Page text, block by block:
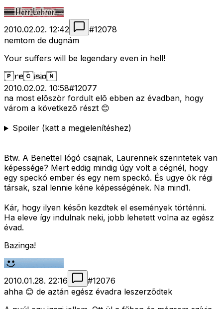
2010.02.02. 12:42 #12078
nemtom de dugnám
Your suffers will be legendary even in hell!
2010.02.02. 10:58#12077
na most elõször fordult elõ ebben az évadban, hogy
várom a következõ részt 😊
Spoiler (katt a megjelenítéshez)
Btw. A Benettel lógó csajnak, Laurennek szerintetek van
képessége? Mert eddig mindig úgy volt a cégnél, hogy
egy speckó ember és egy nem speckó. És ugye õk régi
társak, szal lennie kéne képességének. Na mind1.
Kár, hogy ilyen késõn kezdtek el események történni.
Ha eleve így indulnak neki, jobb lehetett volna az egész
évad.
Bazinga!
2010.01.28. 22:16 #12076
ahha 😊 de aztán egész évadra leszerzõdtek